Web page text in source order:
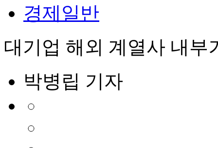
경제일반
대기업 해외 계열사 내
박병립 기자